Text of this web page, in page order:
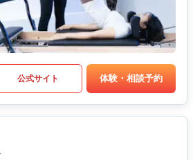
公式サイト 体験・相談予約